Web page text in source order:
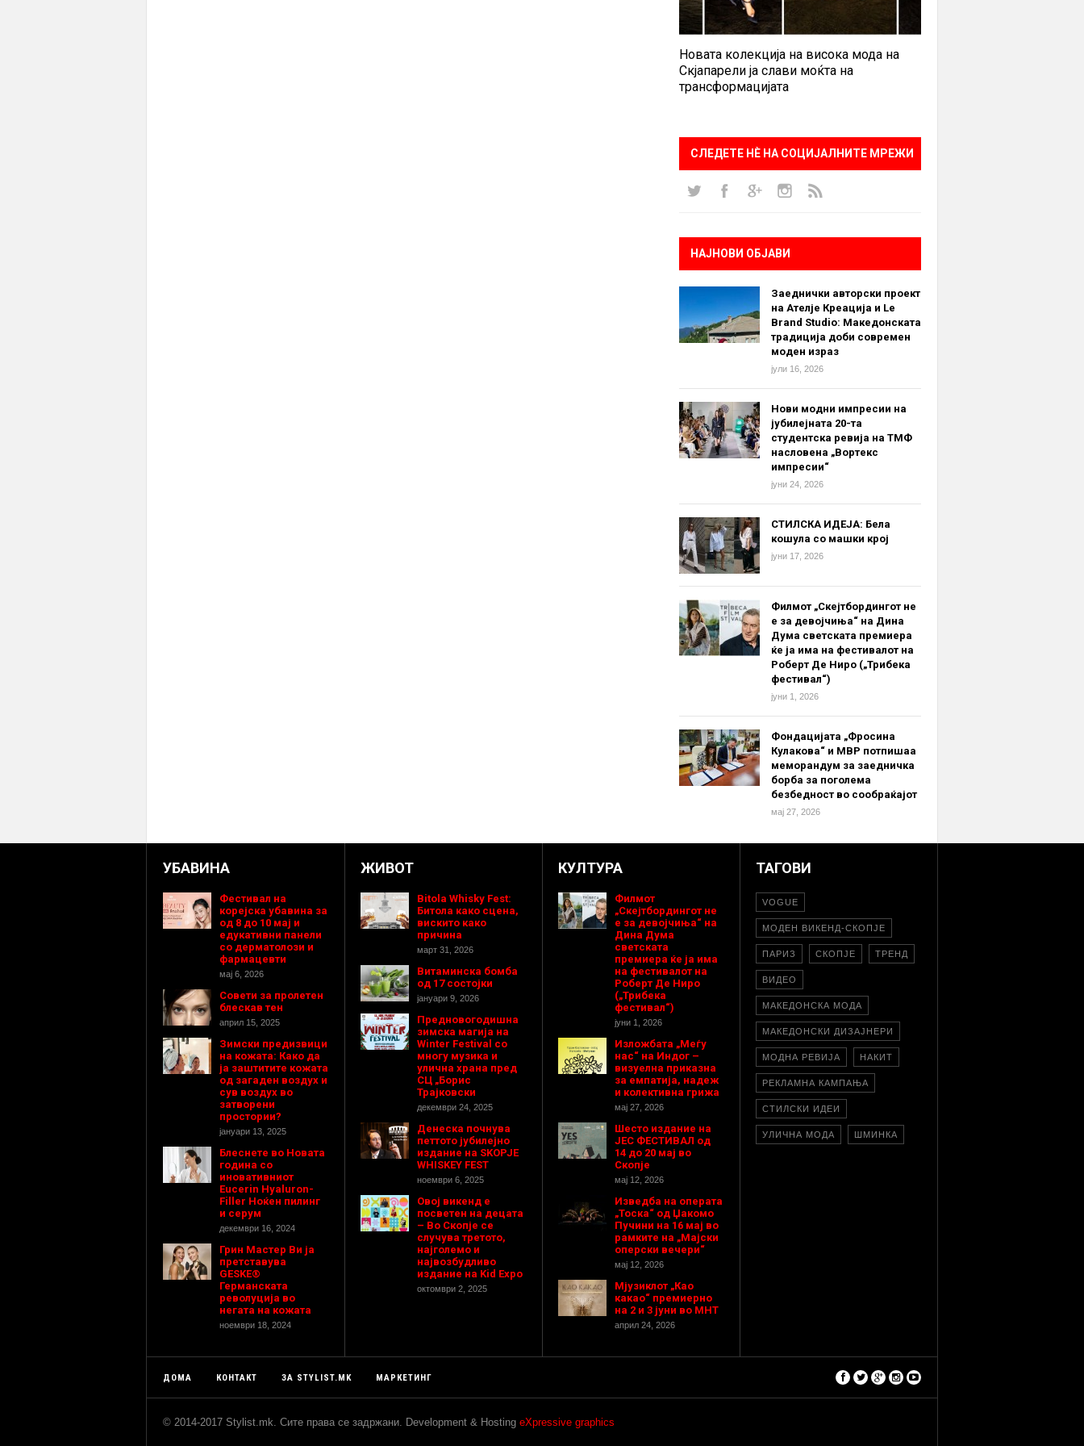
Новата колекција на висока мода на
Скјапарели ја слави моќта на
трансформацијата
СЛЕДЕТЕ НÈ НА СОЦИЈАЛНИТЕ МРЕЖИ
НАЈНОВИ ОБЈАВИ
Заеднички авторски проект
на Ателје Креација и Le
Brand Studio: Македонската
традиција доби современ
моден израз
јули 16, 2026
Нови модни импресии на
јубилејната 20-та
студентска ревија на ТМФ
насловена „Вортекс
импресии“
јуни 24, 2026
СТИЛСКА ИДЕЈА: Бела
кошула со машки крој
јуни 17, 2026
Филмот „Скејтбордингот не
е за девојчиња“ на Дина
Дума светската премиера
ќе ја има на фестивалот на
Роберт Де Ниро („Трибека
фестивал“)
јуни 1, 2026
Фондацијата „Фросина
Кулакова“ и МВР потпишаа
меморандум за заедничка
борба за поголема
безбедност во сообраќајот
мај 27, 2026
УБАВИНА
Фестивал на
корејска убавина за
од 8 до 10 мај и
едукативни панели
со дерматолози и
фармацевти
мај 6, 2026
Совети за пролетен
блескав тен
април 15, 2025
Зимски предизвици
на кожата: Како да
ја заштитите кожата
од загаден воздух и
сув воздух во
затворени
простории?
јануари 13, 2025
Блеснете во Новата
година со
иновативниот
Eucerin Hyaluron-
Filler Ноќен пилинг
и серум
декември 16, 2024
Грин Мастер Ви ја
претставува
GESKE®
Германската
револуција во
негата на кожата
ноември 18, 2024
ЖИВОТ
Bitola Whisky Fest:
Битола како сцена,
вискито како
причина
март 31, 2026
Витаминска бомба
од 17 состојки
јануари 9, 2026
Предновогодишнa
зимска магија на
Winter Festival со
многу музика и
улична храна пред
СЦ „Борис
Трајковски
декември 24, 2025
Денеска почнува
петтото јубилејно
издание на SKOPJE
WHISKEY FEST
ноември 6, 2025
Овој викенд е
посветен на децата
– Во Скопје се
случува третото,
најголемо и
највозбудливо
издание на Kid Expo
октомври 2, 2025
КУЛТУРА
Филмот
„Скејтбордингот не
е за девојчиња“ на
Дина Дума
светската
премиера ќе ја има
на фестивалот на
Роберт Де Ниро
(„Трибека
фестивал“)
јуни 1, 2026
Изложбата „Меѓу
нас“ на Индог –
визуелна приказна
за емпатија, надеж
и колективна грижа
мај 27, 2026
Шесто издание на
ЈЕС ФЕСТИВАЛ од
14 до 20 мај во
Скопје
мај 12, 2026
Изведба на операта
„Тоска“ од Џакомо
Пучини на 16 мај во
рамките на „Мајски
оперски вечери“
мај 12, 2026
Мјузиклот „Као
какао“ премиерно
на 2 и 3 јуни во МНТ
април 24, 2026
ТАГОВИ
VOGUE
МОДЕН ВИКЕНД-СКОПЈЕ
ПАРИЗ СКОПЈЕ ТРЕНД
ВИДЕО
МАКЕДОНСКА МОДА
МАКЕДОНСКИ ДИЗАЈНЕРИ
МОДНА РЕВИЈА НАКИТ
РЕКЛАМНА КАМПАЊА
СТИЛСКИ ИДЕИ
УЛИЧНА МОДА ШМИНКА
ДОМА КОНТАКТ ЗА STYLIST.MK МАРКЕТИНГ
© 2014-2017 Stylist.mk. Сите права се задржани. Development & Hosting eXpressive graphics